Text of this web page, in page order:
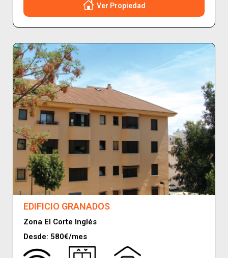
Ver Propiedad
EDIFICIO GRANADOS
Zona El Corte Inglés
Desde: 580€/mes